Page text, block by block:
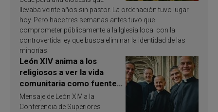
llevaba veinte años sin pastor. La ordenación tuvo lugar
hoy. Pero hace tres semanas antes tuvo que
comprometer públicamente a la Iglesia local con la
controvertida ley que busca eliminar la identidad de las
minorías.
León XIV anima a los
religiosos a ver la vida
comunitaria como fuente
de inspiración y
santificación
Mensaje de León XIV a la
Conferencia de Superiores